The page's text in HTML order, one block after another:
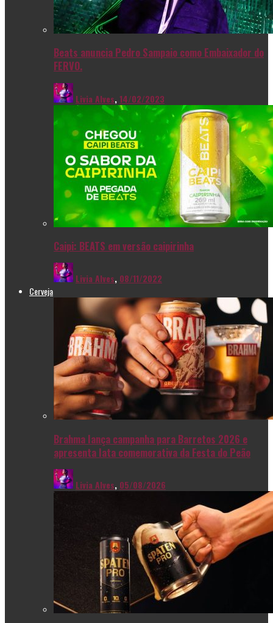
Beats anuncia Pedro Sampaio como Embaixador do
FERVO.
Livia Alves,14/02/2023
Caipi: BEATS em versão caipirinha
Livia Alves, 08/11/2022
Cerveja
Brahma lança campanha para Barretos 2026 e
apresenta lata comemorativa da Festa do Peão
Livia Alves, 05/08/2026